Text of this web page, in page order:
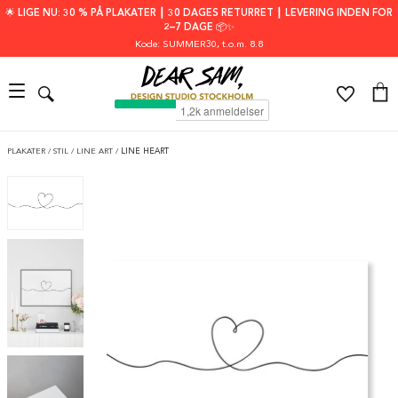
🌟 LIGE NU: 30 % PÅ PLAKATER ┃ 30 DAGES RETURRET ┃ LEVERING INDEN FOR
2–7 DAGE 📦✨
Kode: SUMMER30, t.o.m. 8.8
PLAKATER / STIL / LINE ART / LINE HEART